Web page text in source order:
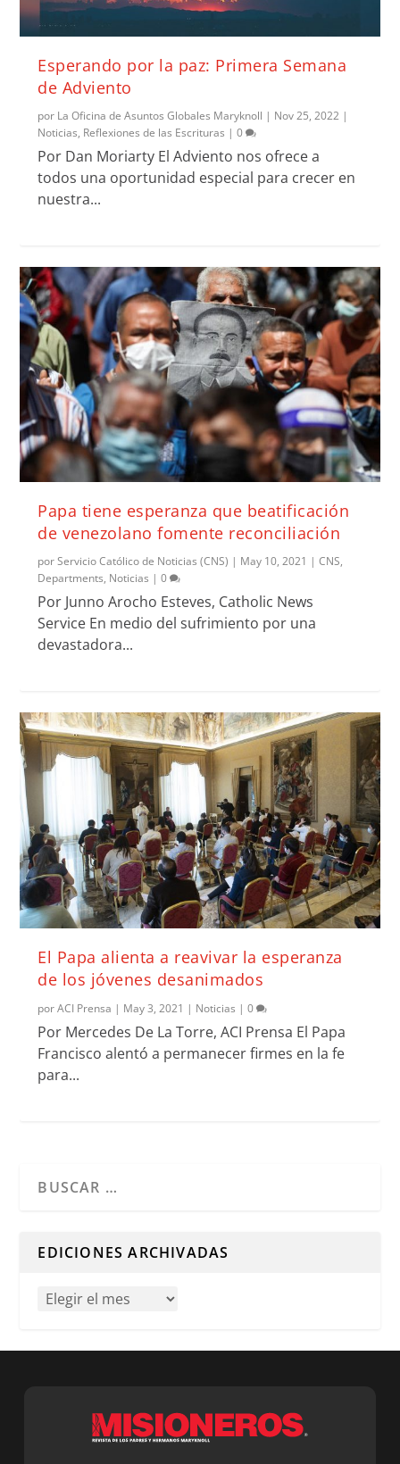
Esperando por la paz: Primera Semana
de Adviento
por La Oficina de Asuntos Globales Maryknoll | Nov 25, 2022 |
Noticias, Reflexiones de las Escrituras |0
Por Dan Moriarty El Adviento nos ofrece a
todos una oportunidad especial para crecer en
nuestra...
Papa tiene esperanza que beatificación
de venezolano fomente reconciliación
porServicio Católico de Noticias (CNS) | May 10, 2021 |CNS,
Departments, Noticias |0
Por Junno Arocho Esteves, Catholic News
Service En medio del sufrimiento por una
devastadora...
El Papa alienta a reavivar la esperanza
de los jóvenes desanimados
porACI Prensa | May 3, 2021 | Noticias |0
Por Mercedes De La Torre, ACI Prensa El Papa
Francisco alentó a permanecer firmes en la fe
para...
EDICIONES ARCHIVADAS